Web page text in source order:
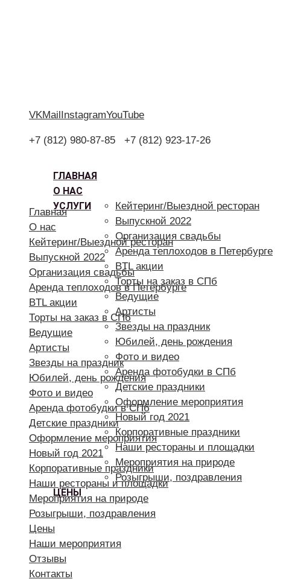
VKMailInstagramYouTube
+7 (812) 980-87-85 +7 (812) 923-17-26
ГЛАВНАЯ
О НАС
УСЛУГИ
Кейтеринг/Выездной ресторан
Выпускной 2022
Организация свадьбы
Аренда теплоходов в Петербурге
BTL акции
Торты на заказ в СПб
Ведущие
Артисты
Звезды на праздник
Юбилей, день рождения
Фото и видео
Аренда фотобудки в СПб
Детские праздники
Оформление мероприятия
Новый год 2021
Корпоративные праздники
Наши рестораны и площадки
Мероприятия на природе
Розыгрыши, поздравления
ЦЕНЫ
Главная
О нас
Кейтеринг/Выездной ресторан
Выпускной 2022
Организация свадьбы
Аренда теплоходов в Петербурге
BTL акции
Торты на заказ в СПб
Ведущие
Артисты
Звезды на праздник
Юбилей, день рождения
Фото и видео
Аренда фотобудки в СПб
Детские праздники
Оформление мероприятия
Новый год 2021
Корпоративные праздники
Наши рестораны и площадки
Мероприятия на природе
Розыгрыши, поздравления
Цены
Наши мероприятия
Отзывы
Контакты